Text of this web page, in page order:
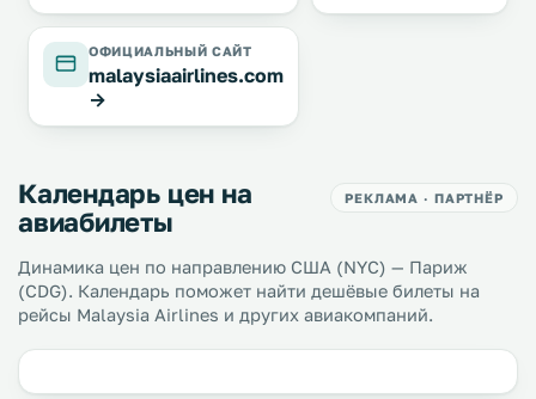
ОФИЦИАЛЬНЫЙ САЙТ
malaysiaairlines.com
→
Календарь цен на
авиабилеты
РЕКЛАМА · ПАРТНЁР
Динамика цен по направлению США (NYC) — Париж
(CDG). Календарь поможет найти дешёвые билеты на
рейсы Malaysia Airlines и других авиакомпаний.